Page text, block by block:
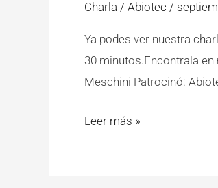
Charla / Abiotec /
Ya podes ver nuestra
30 minutos.Encontrala en
Meschini Patrocinó:
Leer más »